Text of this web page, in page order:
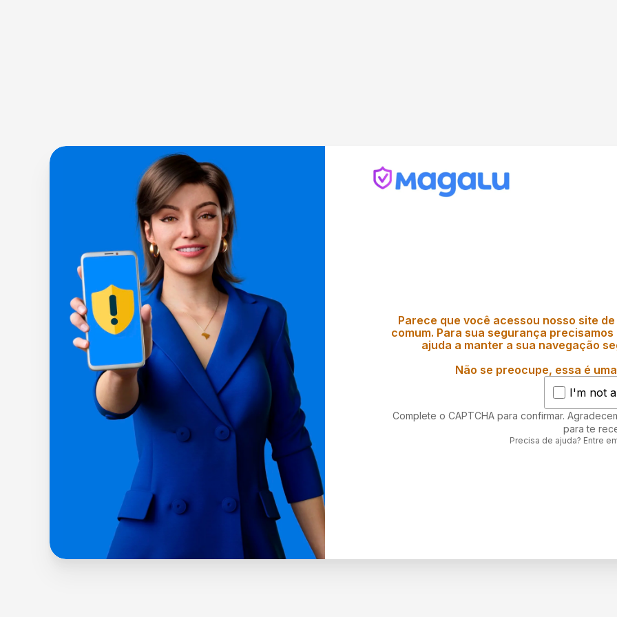
Parece que você acessou nosso site
comum. Para sua segurança
ajuda a manter a sua navegação
Não se preocupe, essa é
I'm not
Complete o CAPTCHA para confirmar.
para te
Precisa de ajuda? Entre